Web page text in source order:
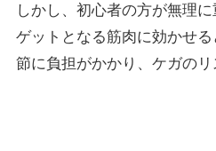
しかし、初心者の方が無理
ゲットとなる筋肉に効かせ
節に負担がかかり、ケガのリ